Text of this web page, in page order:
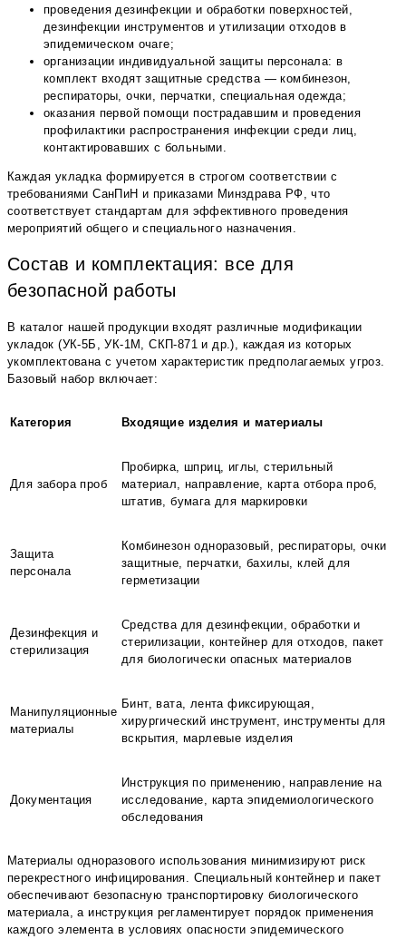
проведения дезинфекции и обработки поверхностей,
дезинфекции инструментов и утилизации отходов в
эпидемическом очаге;
организации индивидуальной защиты персонала: в
комплект входят защитные средства — комбинезон,
респираторы, очки, перчатки, специальная одежда;
оказания первой помощи пострадавшим и проведения
профилактики распространения инфекции среди лиц,
контактировавших с больными.
Каждая укладка формируется в строгом соответствии с
требованиями СанПиН и приказами Минздрава РФ, что
соответствует стандартам для эффективного проведения
мероприятий общего и специального назначения.
Состав и комплектация: все для
безопасной работы
В каталог нашей продукции входят различные модификации
укладок (УК-5Б, УК-1М, СКП-871 и др.), каждая из которых
укомплектована с учетом характеристик предполагаемых угроз.
Базовый набор включает:
Категория Входящие изделия и материалы
Для забора проб
Пробирка, шприц, иглы, стерильный
материал, направление, карта отбора проб,
штатив, бумага для маркировки
Защита
персонала
Комбинезон одноразовый, респираторы, очки
защитные, перчатки, бахилы, клей для
герметизации
Дезинфекция и
стерилизация
Средства для дезинфекции, обработки и
стерилизации, контейнер для отходов, пакет
для биологически опасных материалов
Манипуляционные
материалы
Бинт, вата, лента фиксирующая,
хирургический инструмент, инструменты для
вскрытия, марлевые изделия
Документация
Инструкция по применению, направление на
исследование, карта эпидемиологического
обследования
Материалы одноразового использования минимизируют риск
перекрестного инфицирования. Специальный контейнер и пакет
обеспечивают безопасную транспортировку биологического
материала, а инструкция регламентирует порядок применения
каждого элемента в условиях опасности эпидемического